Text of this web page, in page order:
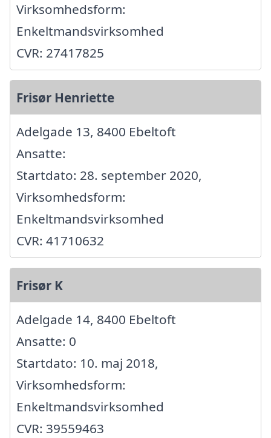
Virksomhedsform:
Enkeltmandsvirksomhed
CVR: 27417825
Frisør Henriette
Adelgade 13, 8400 Ebeltoft
Ansatte:
Startdato: 28. september 2020,
Virksomhedsform:
Enkeltmandsvirksomhed
CVR: 41710632
Frisør K
Adelgade 14, 8400 Ebeltoft
Ansatte: 0
Startdato: 10. maj 2018,
Virksomhedsform:
Enkeltmandsvirksomhed
CVR: 39559463